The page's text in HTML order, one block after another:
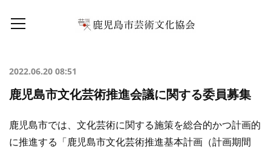
2022.06.20 08:51
鹿児島市文化芸術推進会議に関する委員募集
鹿児島市では、文化芸術に関する施策を総合的かつ計画的
に推進する「鹿児島市文化芸術推進基本計画（計画期間